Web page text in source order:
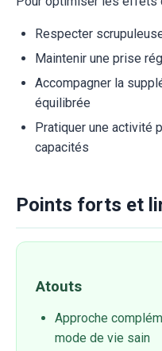
Respecter
Maintenir une prise
Accompagner la
équilibrée
Pratiquer une activité
capacités
Points forts et
Atouts
Approche
mode de vie sain